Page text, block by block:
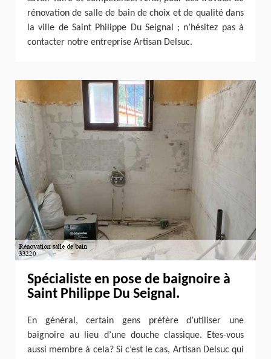
rénovation de salle de bain de choix et de qualité dans
la ville de Saint Philippe Du Seignal ; n’hésitez pas à
contacter notre entreprise Artisan Delsuc.
Spécialiste en pose de baignoire à
Saint Philippe Du Seignal.
En général, certain gens préfère d’utiliser une
baignoire au lieu d’une douche classique. Etes-vous
aussi membre à cela? Si c’est le cas, Artisan Delsuc qui